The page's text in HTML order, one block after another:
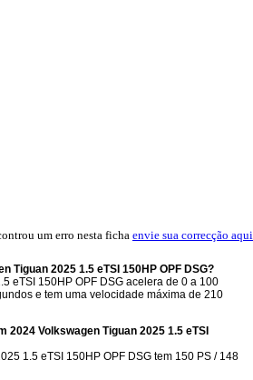
um erro nesta ficha envie sua correcção aqui
Tiguan 2025 1.5 eTSI 150HP OPF DSG?
eTSI 150HP OPF DSG acelera de 0 a 100
e tem uma velocidade máxima de 210
2024 Volkswagen Tiguan 2025 1.5 eTSI
1.5 eTSI 150HP OPF DSG tem 150 PS / 148